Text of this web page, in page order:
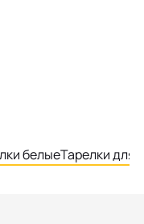
белыеТарелки для